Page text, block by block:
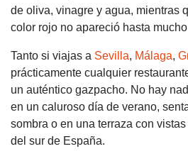
de oliva, vinagre y agua, mientras
color rojo no apareció hasta
Tanto si viajas a Sevilla, Málaga,
prácticamente cualquier
un auténtico gazpacho. No hay
en un caluroso día de verano,
sombra o en una terraza con
del sur de España.